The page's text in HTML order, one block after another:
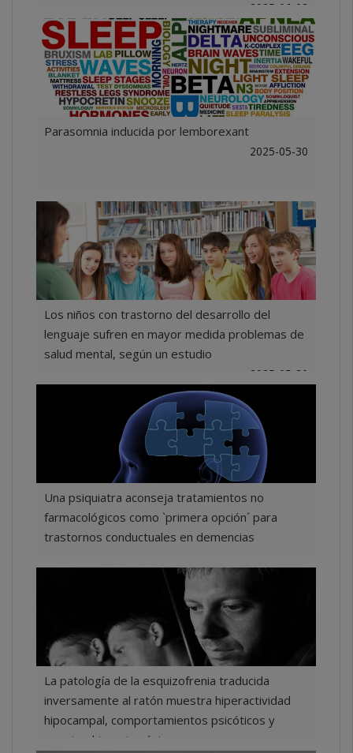
2025-06-03
Parasomnia inducida por lemborexant
2025-05-30
Los niños con trastorno del desarrollo del
lenguaje sufren en mayor medida problemas de
salud mental, según un estudio
2025-05-30
Una psiquiatra aconseja tratamientos no
farmacológicos como `primera opción´ para
trastornos conductuales en demencias
La patología de la esquizofrenia traducida
inversamente al ratón muestra hiperactividad
hipocampal, comportamientos psicóticos y
eventos hipersincrónicos